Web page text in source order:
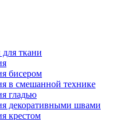
ткани
бисером
в смешанной технике
гладью
декоративными швами
крестом